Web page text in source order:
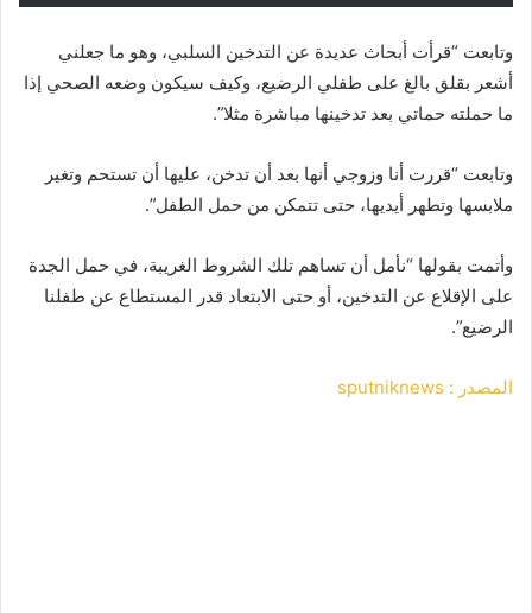
وتابعت “قرأت أبحاث عديدة عن التدخين السلبي، وهو ما جعلني
أشعر بقلق بالغ على طفلي الرضيع، وكيف سيكون وضعه الصحي إذا
ما حملته حماتي بعد تدخينها مباشرة مثلا”.
وتابعت “قررت أنا وزوجي أنها بعد أن تدخن، عليها أن تستحم وتغير
ملابسها وتطهر أيديها، حتى تتمكن من حمل الطفل”.
وأتمت بقولها “نأمل أن تساهم تلك الشروط الغريبة، في حمل الجدة
على الإقلاع عن التدخين، أو حتى الابتعاد قدر المستطاع عن طفلنا
الرضيع”.
المصدر : sputniknews